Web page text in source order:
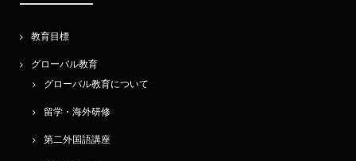
教育目標
グローバル教育
グローバル教育について
留学・海外研修
第二外国語講座